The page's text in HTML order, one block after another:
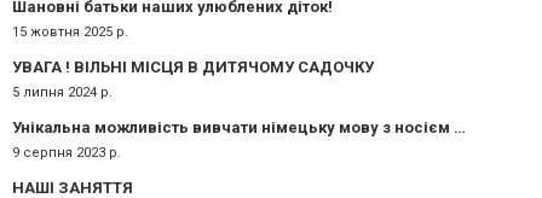
Шановні батьки наших улюблених діток!
15 жовтня 2025 р.
УВАГА ! ВІЛЬНІ МІСЦЯ В ДИТЯЧОМУ САДОЧКУ
5 липня 2024 р.
Унікальна можливість вивчати німецьку мову з носієм мови
9 серпня 2023 р.
НАШІ ЗАНЯТТЯ